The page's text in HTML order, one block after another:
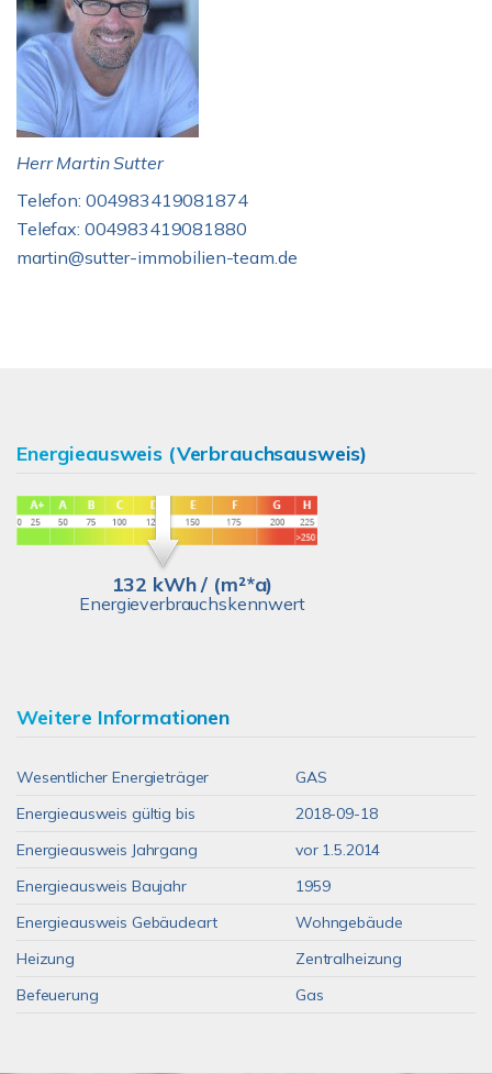
Herr Martin Sutter
Telefon: 004983419081874
Telefax: 004983419081880
martin@sutter-immobilien-team.de
Energieausweis (Verbrauchsausweis)
132 kWh / (m²*a)
Energieverbrauchskennwert
Weitere Informationen
Wesentlicher Energieträger
GAS
Energieausweis gültig bis
2018-09-18
Energieausweis Jahrgang
vor 1.5.2014
Energieausweis Baujahr
1959
Energieausweis Gebäudeart
Wohngebäude
Heizung
Zentralheizung
Befeuerung
Gas